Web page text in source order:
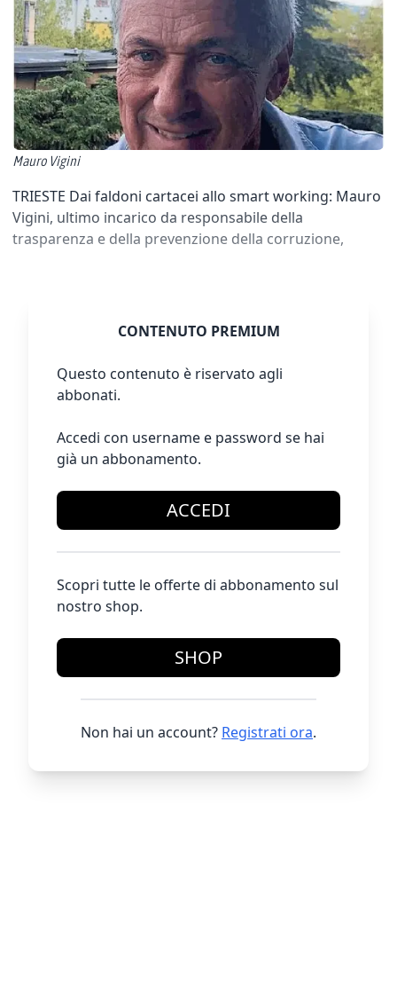
Mauro Vigini
TRIESTE Dai faldoni cartacei allo smart working: Mauro
Vigini, ultimo incarico da responsabile della
trasparenza e della prevenzione della corruzione,
CONTENUTO PREMIUM
Questo contenuto è riservato agli
abbonati.
Accedi con username e password se hai
già un abbonamento.
ACCEDI
Scopri tutte le offerte di abbonamento sul
nostro shop.
SHOP
Non hai un account? Registrati ora.